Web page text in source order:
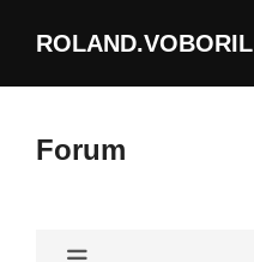
Inhalt
springen
ROLAND.VOBORIL
Forum